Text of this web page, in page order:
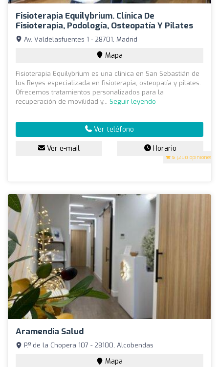
Fisioterapia Equilybrium. Clínica De
Fisioterapia, Podología, Osteopatía Y Pilates
5 (208 opiniones)
Av. Valdelasfuentes 1 - 28701, Madrid
Mapa
Fisioterapia Equilybrium es una clínica en San Sebastián de
los Reyes especializada en fisioterapia, osteopatía y pilates.
Ofrecemos tratamientos personalizados para la
recuperación de movilidad y... Seguir leyendo
Ver teléfono
Ver e-mail Horario
Aramendia Salud
P.º de la Chopera 107 - 28100, Alcobendas
Mapa